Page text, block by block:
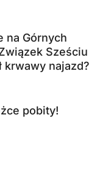
na Górnych
Sześciu
krwawy najazd?
pobity!